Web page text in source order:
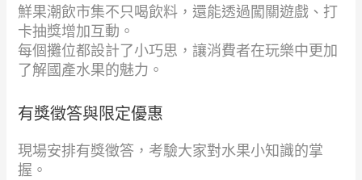
鮮果潮飲市集不只喝飲料，還能透過闖關遊戲、打
卡抽獎增加互動。
每個攤位都設計了小巧思，讓消費者在玩樂中更加
了解國產水果的魅力。
有獎徵答與限定優惠
現場安排有獎徵答，考驗大家對水果小知識的掌
握。